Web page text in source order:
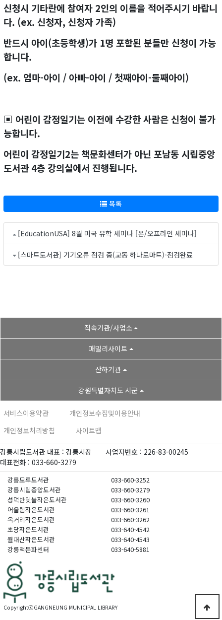
신청시 기타란에 참여자 2인의 이름을 적어주시기 바랍니
다. (ex. 신청자, 신청자 가족)
반드시 아이(초등학생)가 1명 포함된 분들만 신청이 가능
합니다.
(ex. 엄마-아이 / 아빠-아이 / 첫째아이-둘째아이)
▣ 어린이 감정일기는 이전에 수강한 사람은 신청이 불가
능합니다.
어린이 감정일기2는 책문화센터가 아닌 포남동 시립중앙
도서관 4층 강의실에서 진행됩니다.
목록
[EducationUSA] 8월 미국 유학 세미나 [온/오프라인 세미나]
[스마트도서관] 기기오류 점검 중(교동 하나로마트)-점검완료
직속기관/사업소
패밀리사이트
산하기관
강원특별자치도 시군
서비스이용약관
개인정보수집및이용안내
개인정보처리방침
사이트맵
강릉시립도서관 대표 : 강릉시장
사업자번호 : 226-83-00245
대표전화 : 033-660-3279
강릉모루도서관
033-660-3252
강릉시립중앙도서관
033-660-3279
성덕반딧불작은도서관
033-660-3260
어울림작은도서관
033-660-3261
옥거리작은도서관
033-660-3262
초당작은도서관
033-640-4542
월대산작은도서관
033-640-4543
강릉책문화센터
033-640-5881
CopyrightⓒGANGNEUNG MUNICIPAL LIBRARY